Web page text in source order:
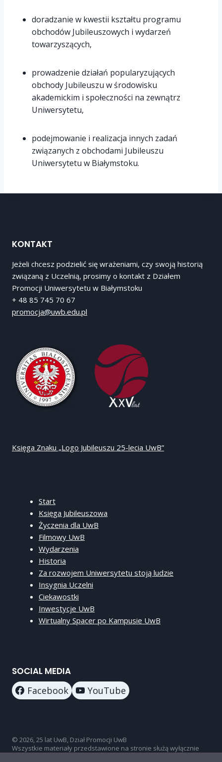
doradzanie w kwestii kształtu programu
obchodów Jubileuszowych i wydarzeń
towarzyszących,
prowadzenie działań popularyzujących
obchody Jubileuszu w środowisku
akademickim i społeczności na zewnątrz
Uniwersytetu,
podejmowanie i realizacja innych zadań
związanych z obchodami Jubileuszu
Uniwersytetu w Białymstoku.
KONTAKT
Jeżeli chcesz podzielić się wrażeniami, czy swoją historią
związaną z Uczelnią, prosimy o kontakt z Działem
Promocji Uniwersytetu w Białymstoku
+ 48 85 745 70 67
promocja@uwb.edu.pl
Księga Znaku „Logo Jubileuszu 25-lecia UwB”
Start
Księga Jubileuszowa
Życzenia dla UwB
Filmowy UwB
Wydarzenia
Historia
Za rozwojem Uniwersytetu stoją ludzie
Insygnia Uczelni
Ciekawostki
Inwestycje UwB
Wirtualny Spacer po Kampusie UwB
SOCIAL MEDIA
Facebook
YouTube
© 2026, 25 lat UwB, Dział Promocji UwB
Wszystkie materiały przedstawione na stronie służą wyłącznie